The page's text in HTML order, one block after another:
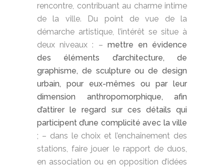
rencontre, contribuant au charme intime
de la ville. Du point de vue de la
démarche artistique, l’intérêt se situe à
deux niveaux : – mettre en évidence
des éléments d’architecture, de
graphisme, de sculpture ou de design
urbain, pour eux-mêmes ou par leur
dimension anthropomorphique, afin
d’attirer le regard sur ces détails qui
participent d’une complicité avec la ville
; – dans le choix et l’enchaînement des
stations, faire jouer le rapport de duos,
en association ou en opposition d’idées